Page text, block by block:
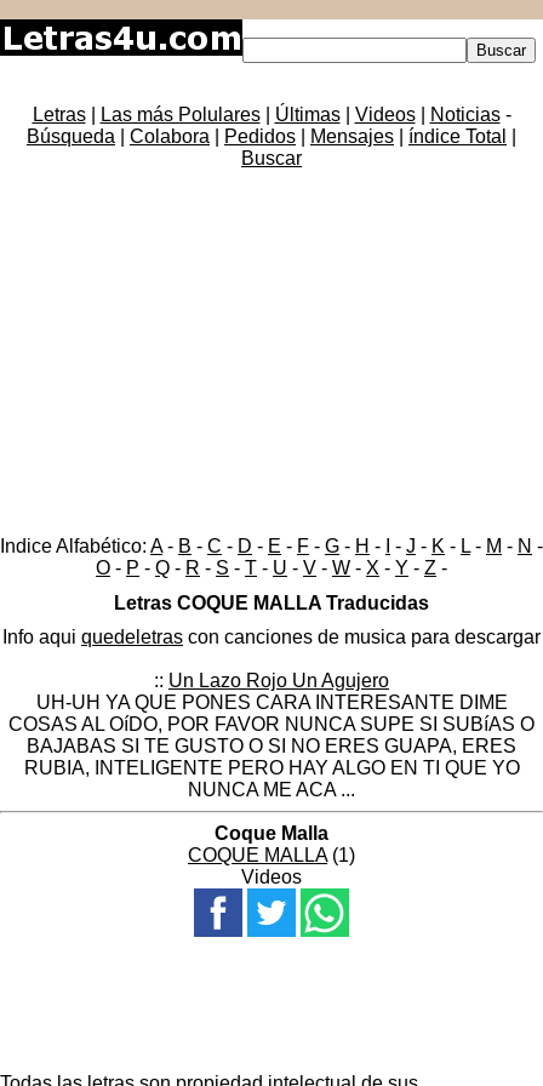
Letras| Las más Polulares| Últimas| Videos| Noticias-
Búsqueda
Colabora Pedidos Mensajes índice Total
Buscar
Indice Alfabético: A- B - C - D - E - F - G - H - - J - K - L - M - N -
O - P - Q - R - S - T - U - V - W - X - Y - Z -
Letras COQUE MALLA Traducidas
Info aqui quedeletras con canciones de musica para descargar
:: Un Lazo Rojo Un Agujero
UH-UH YA QUE PONES CARA INTERESANTE DIME
COSAS AL OíDO, POR FAVOR NUNCA SUPE SI SUBíAS O
BAJABAS SI TE GUSTO O SI NO ERES GUAPA, ERES
RUBIA, INTELIGENTE PERO HAY ALGO EN TI QUE YO
NUNCA ME ACA ...
Coque Malla
COQUE MALLA(1)
Videos